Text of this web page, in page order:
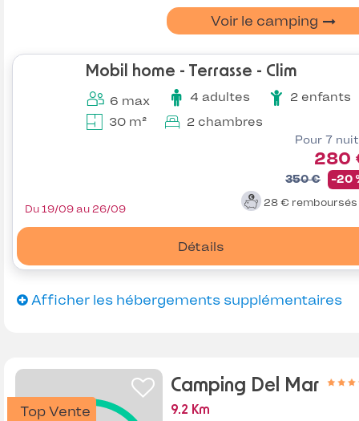
Voir le camping
Mobil home - Terrasse - Clim
6 max 4 adultes
2 enfants
30 m²
2 chambres
Pour 7
280
350 € -20
28 € remboursés
Détails
Du 19/09 au 26/09
Afficher les hébergements supplémentaires
Top Vente
Camping Del Mar
9.2 Km